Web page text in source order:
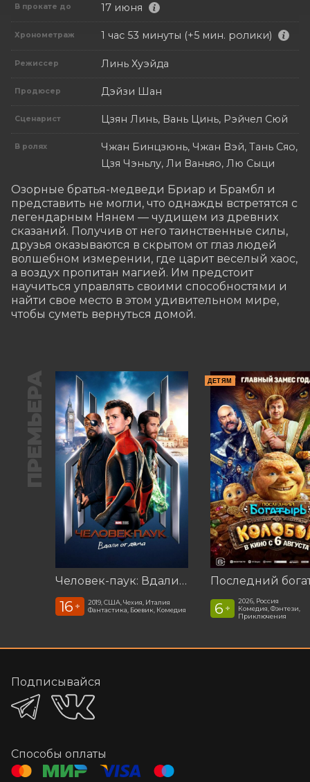
В прокате до 17 июня
Хронометраж 1 час 53 минуты (+5 мин. ролики)
Режиссер Линь Хуэйда
Продюсер Дэйзи Шан
Сценарист Цзян Линь, Вань Цинь, Рэйчел Сюй
В ролях
Чжан Бинцзюнь, Чжан Вэй, Тань Сяо,
Цзя Чэньлу, Ли Ваньяо, Лю Сыци
Озорные братья-медведи Бриар и Брамбл и
представить не могли, что однажды встретятся с
легендарным Нянем — чудищем из древних
сказаний. Получив от него таинственные силы,
друзья оказываются в скрытом от глаз людей
волшебном измерении, где царит веселый хаос,
а воздух пропитан магией. Им предстоит
научиться управлять своими способностями и
найти свое место в этом удивительном мире,
чтобы суметь вернуться домой.
ПРЕМЬЕРА
Человек-паук: Вдали от дома (2019)
16 +
2019, США, Чехия, Италия
Фантастика, Боевик, Комедия
ДЕТЯМ
6 +
2026, Россия
Комедия, Фэнтези,
Приключения
Подписывайся
Способы оплаты